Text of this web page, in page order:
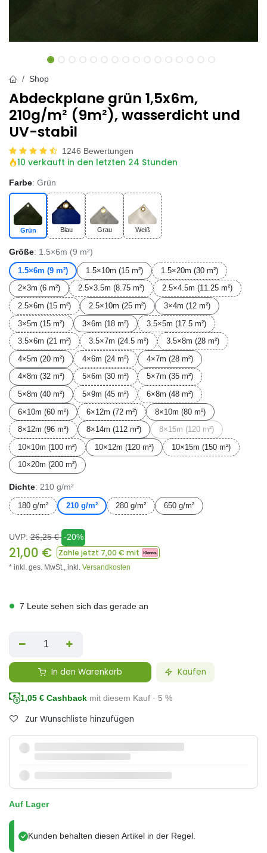
Shop
Abdeckplane grün 1,5x6m,
210g/m² (9m²), wasserdicht und
UV-stabil
1246 Bewertungen
10 verkauft in den letzten 24 Stunden
Farbe: Grün
Grün Blau Grau Weiß
Größe: 1.5×6m (9 m²)
1.5×6m (9 m²) 1.5×10m (15 m²)
1.5×20m (30 m²)
2×3m (6 m²)
2.5×3.5m (8.75 m²)
2.5×4.5m (11.25 m²)
2.5×6m (15 m²)
2.5×10m (25 m²)
3×4m (12 m²)
3×5m (15 m²)
3×6m (18 m²)
3.5×5m (17.5 m²)
3.5×6m (21 m²)
3.5×7m (24.5 m²)
3.5×8m (28 m²)
4×5m (20 m²)
4×6m (24 m²)
4×7m (28 m²)
4×8m (32 m²)
5×6m (30 m²)
5×7m (35 m²)
5×8m (40 m²)
5×9m (45 m²)
6×8m (48 m²)
6×10m (60 m²)
6×12m (72 m²)
8×10m (80 m²)
8×12m (96 m²)
8×14m (112 m²)
8×15m (120 m²)
10×10m (100 m²)
10×12m (120 m²)
10×15m (150 m²)
10×20m (200 m²)
Dichte: 210 g/m²
180 g/m² 210 g/m² 280 g/m² 650 g/m²
UVP: 26,25€ -20%
21,00 € Zahle jetzt 7,00 € mit
* inkl. ges. MwSt., inkl. Versandkosten
7 Leute sehen sich das gerade an
In den Warenkorb Kaufen
1,05 € Cashback mit diesem Kauf · 5 %
Zur Wunschliste hinzufügen
Auf Lager
Kunden behalten diesen Artikel in der Regel.